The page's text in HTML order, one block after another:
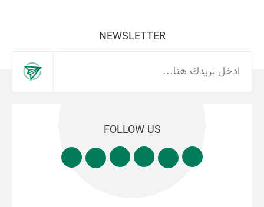
NEWSLETTER
FOLLOW US